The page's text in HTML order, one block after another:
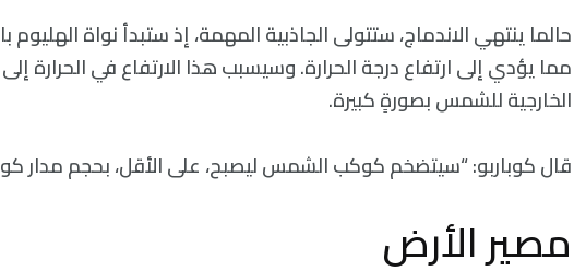
حالما ينتهي الاندماج، ستتولى الجاذبية المهمة، إذ ستبدأ نواة الهليوم
مما يؤدي إلى ارتفاع درجة الحرارة. وسيسبب هذا الارتفاع في الحرارة
الخارجية للشمس بصورةٍ كبيرة.
قال كوباربو: “سيتضخم كوكب الشمس ليصبح، على الأقل، بحجم مدار
مصير الأرض